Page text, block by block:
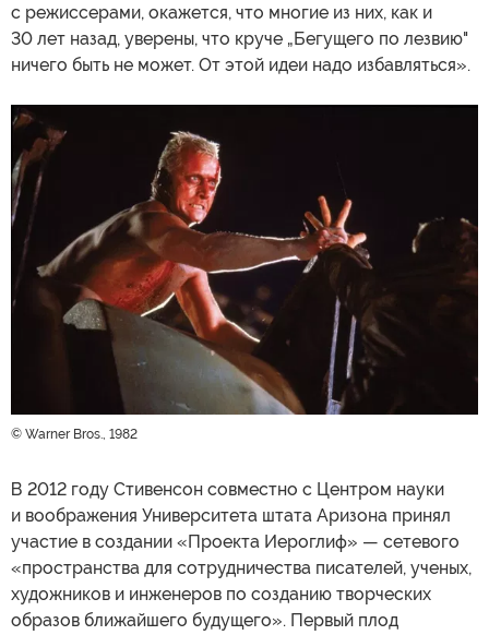
с режиссерами, окажется, что многие из них, как и
30 лет назад, уверены, что круче „Бегущего по лезвию"
ничего быть не может. От этой идеи надо избавляться».
© Warner Bros., 1982
В 2012 году Стивенсон совместно с Центром науки
и воображения Университета штата Аризона принял
участие в создании «Проекта Иероглиф» — сетевого
«пространства для сотрудничества писателей, ученых,
художников и инженеров по созданию творческих
образов ближайшего будущего». Первый плод